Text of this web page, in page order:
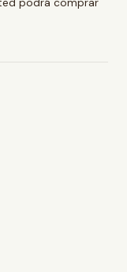
podrá comprar